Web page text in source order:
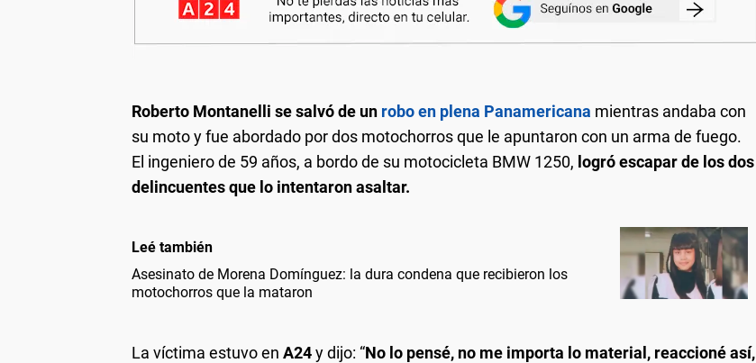
Roberto Montanelli se salvó de un robo en plena Panamericana mientras andaba con
su moto y fue abordado por dos motochorros que le apuntaron con un arma de fuego.
El ingeniero de 59 años, a bordo de su motocicleta BMW 1250, logró escapar de los dos
delincuentes que lo intentaron asaltar.
Leé también
Asesinato de Morena Domínguez: la dura condena que recibieron los
motochorros que la mataron
La víctima estuvo en A24y dijo: “No lo pensé, no me importa lo material, reaccioné así,